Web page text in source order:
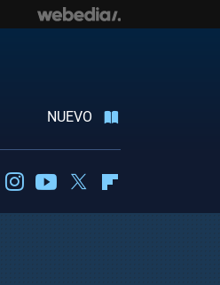
NUEVO
DiscordInstagramYoutubeTwitter